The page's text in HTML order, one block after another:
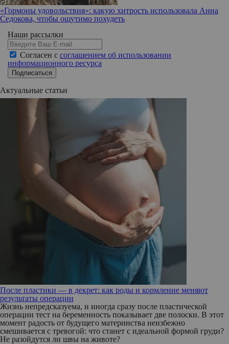
«Гормоны удовольствия»: какую хитрость использовала Анна
Седокова, чтобы ощутимо похудеть
Наши рассылки
Согласен с соглашением об использовании
информационного ресурса
Подписаться
Актуальные статьи
После пластики — в декрет: как роды и кормление меняют
результаты операции
Жизнь непредсказуема, и иногда сразу после пластической
операции тест на беременность показывает две полоски. В этот
момент радость от будущего материнства неизбежно
смешивается с тревогой: что станет с идеальной формой груди?
Не разойдутся ли швы на животе?